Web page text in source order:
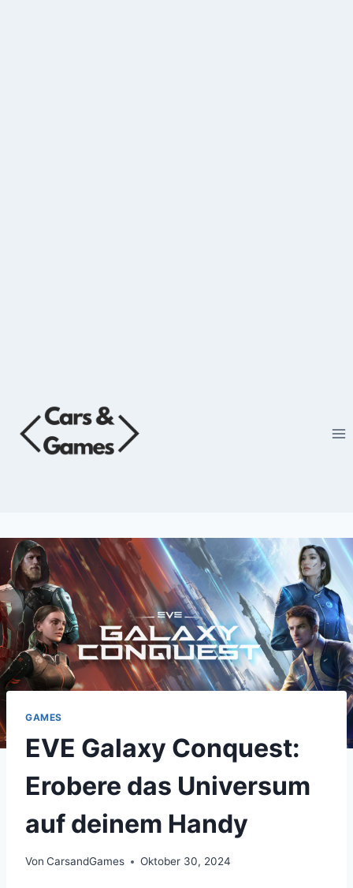
GAMES
EVE Galaxy Conquest:
Erobere das Universum
auf deinem Handy
Von CarsandGames Oktober 30, 2024